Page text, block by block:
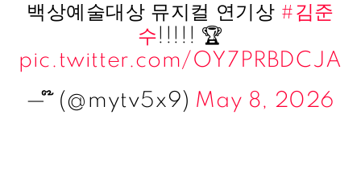
백상예술대상 뮤지컬 연기상 #김준
수!!!!! 🏆
pic.twitter.com/OY7PRBDCJA
— ໊ (@mytv5x9) May 8, 2026